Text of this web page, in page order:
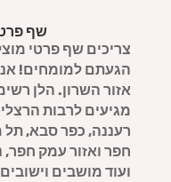
שף
צריכים שף פרטי
הגעתם למומחים!
אזור השרון. הלן
מגיעים לרבות
רעננה, כפר סבא, תל
חפר ואזור עמק חפר,
ועוד מושבים